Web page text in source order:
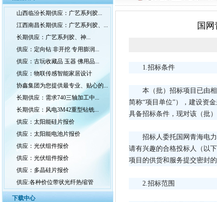
山西临汾长期供应：广艺系列胶...
江西南昌长期供应：广艺系列胶、...
长期供应：广艺系列胶、神...
供应：定向钻 非开挖 专用膨润...
供应：古玩收藏品 玉器 佛用品...
供应：物联传感智能家居设计
协鑫集团为您提供最专业、贴心的...
长期供应：需求740三轴加工中...
长期供应：风电3M42重型钻铣...
供应：太阳能硅片报价
供应：太阳能电池片报价
供应：光伏组件报价
供应：光伏组件报价
供应：多晶硅片报价
供应:各种价位带状光纤热缩管
下载中心
国
1.招标条件
本（批）招标项目已由
简称“项目单位”），建设资
具备招标条件，现对该（批
招标人委托国网青海电
请有兴趣的合格投标人（以
项目的供货和服务提交密封
2.招标范围